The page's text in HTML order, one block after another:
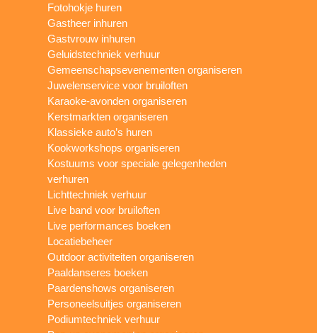
Fotohokje huren
Gastheer inhuren
Gastvrouw inhuren
Geluidstechniek verhuur
Gemeenschapsevenementen organiseren
Juwelenservice voor bruiloften
Karaoke-avonden organiseren
Kerstmarkten organiseren
Klassieke auto’s huren
Kookworkshops organiseren
Kostuums voor speciale gelegenheden
verhuren
Lichttechniek verhuur
Live band voor bruiloften
Live performances boeken
Locatiebeheer
Outdoor activiteiten organiseren
Paaldanseres boeken
Paardenshows organiseren
Personeelsuitjes organiseren
Podiumtechniek verhuur